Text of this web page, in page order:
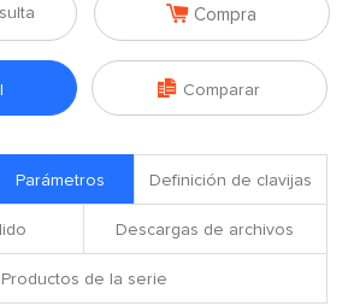
 Compra
 Comparar
Parámetros Definición de clavijas
Descargas de archivos
Productos de la serie